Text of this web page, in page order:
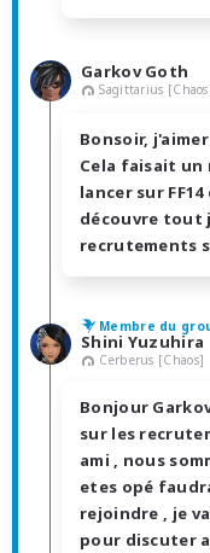
Garkov Goth
Sagittarius
Bonsoir,
Cela faisait un
lancer sur
découvre tout
recrutements
Membre du
Shini Yuzuhira
Cerberus [Chaos]
Bonjour
sur les
ami , nous
etes opé
rejoindre , je
pour discuter